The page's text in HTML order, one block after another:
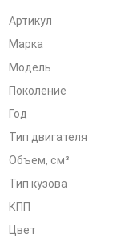
Артикул
Марка
Модель
Поколение
Год
Тип двигателя
Объем, см³
Тип кузова
КПП
Цвет